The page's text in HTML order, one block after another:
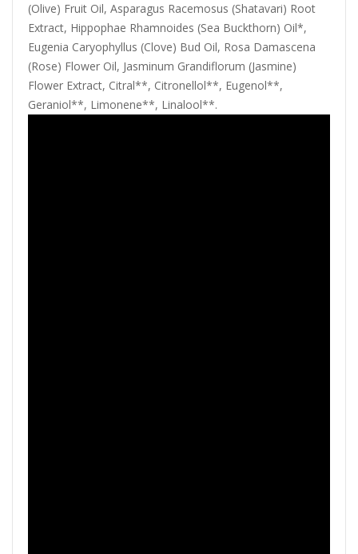
(Olive) Fruit Oil, Asparagus Racemosus (Shatavari) Root
Extract, Hippophae Rhamnoides (Sea Buckthorn) Oil*,
Eugenia Caryophyllus (Clove) Bud Oil, Rosa Damascena
(Rose) Flower Oil, Jasminum Grandiflorum (Jasmine)
Flower Extract, Citral**, Citronellol**, Eugenol**,
Geraniol**, Limonene**, Linalool**.